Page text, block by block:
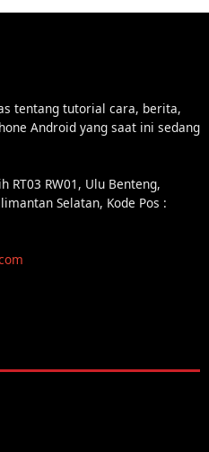
tentang tutorial cara, berita,
Android yang saat ini sedang
RT03 RW01, Ulu Benteng,
Selatan, Kode Pos :